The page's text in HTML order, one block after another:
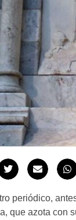
periódico,
que azota con